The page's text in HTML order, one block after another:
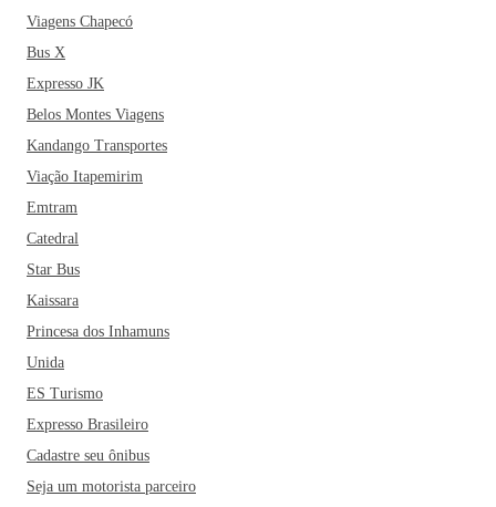
Viagens Chapecó
Bus X
Expresso JK
Belos Montes Viagens
Kandango Transportes
Viação Itapemirim
Emtram
Catedral
Star Bus
Kaissara
Princesa dos Inhamuns
Unida
ES Turismo
Expresso Brasileiro
Cadastre seu ônibus
Seja um motorista parceiro